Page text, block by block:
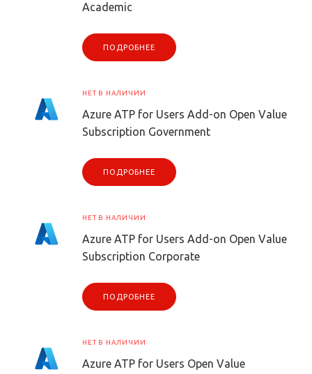
Academic
ПОДРОБНЕЕ
НЕТ В НАЛИЧИИ
Azure ATP for Users Add-on Open Value
Subscription Government
ПОДРОБНЕЕ
НЕТ В НАЛИЧИИ
Azure ATP for Users Add-on Open Value
Subscription Corporate
ПОДРОБНЕЕ
НЕТ В НАЛИЧИИ
Azure ATP for Users Open Value